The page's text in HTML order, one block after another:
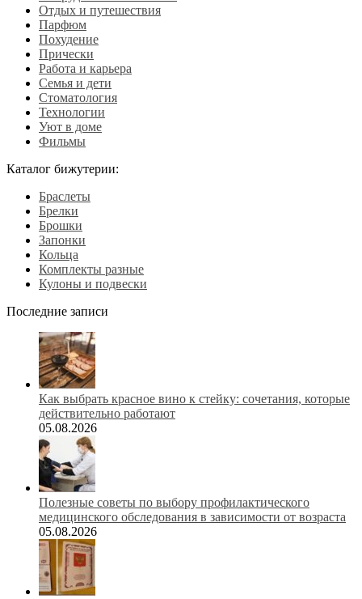
Отдых и путешествия
Парфюм
Похудение
Прически
Работа и карьера
Семья и дети
Стоматология
Технологии
Уют в доме
Фильмы
Каталог бижутерии:
Браслеты
Брелки
Брошки
Запонки
Кольца
Комплекты разные
Кулоны и подвески
Последние записи
Как выбрать красное вино к стейку: сочетания, которые
действительно работают
05.08.2026
Полезные советы по выбору профилактического
медицинского обследования в зависимости от возраста
05.08.2026